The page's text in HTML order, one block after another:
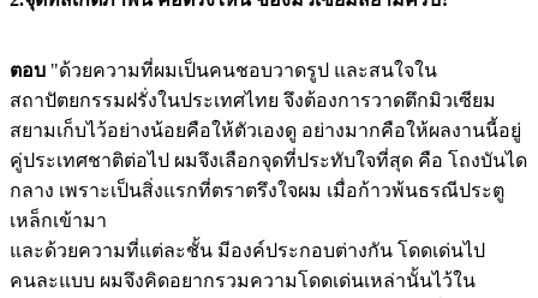
ตอบ "ด้วยความที่ผมเป็นคนชอบวาดรูป และสนใจใน
สถาปัตยกรรมฝรั่งในประเทศไทย จึงต้องการวาดตึกมิวเซียม
สยามเก็บไว้อย่างน้อยคือให้ตัวเองดู อย่างมากคือให้ผลงานนี้อยู่
คู่ประเทศชาติต่อไป ผมจึงเลือกจุดที่ประทับใจที่สุด คือ โถงบันได
กลาง เพราะเป็นสิ่งแรกที่ตราตรึงใจผม เมื่อก้าวพ้นธรณีประตู
เหล็กเข้ามา
และด้วยความที่แต่ละชั้น มีองค์ประกอบต่างกัน โดดเด่นไป
คนละแบบ ผมจึงคิดอยากรวมความโดดเด่นเหล่านั้นไว้ใน